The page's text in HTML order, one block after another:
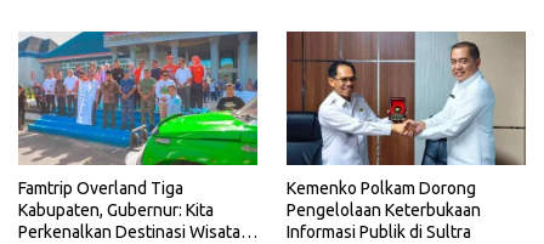
Famtrip Overland Tiga
Kabupaten, Gubernur: Kita
Perkenalkan Destinasi Wisata
Kemenko Polkam Dorong
Pengelolaan Keterbukaan
Informasi Publik di Sultra